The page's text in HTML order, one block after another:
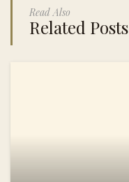
Read Also
Related Posts